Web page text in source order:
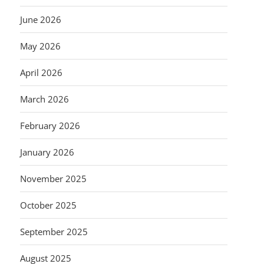
June 2026
May 2026
April 2026
March 2026
February 2026
January 2026
November 2025
October 2025
September 2025
August 2025